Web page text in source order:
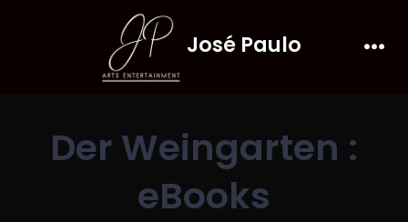
José Paulo
Der Weingarten :
eBooks